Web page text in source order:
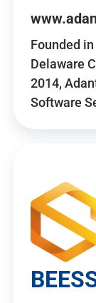
Founded
Delaware
2014,
Software